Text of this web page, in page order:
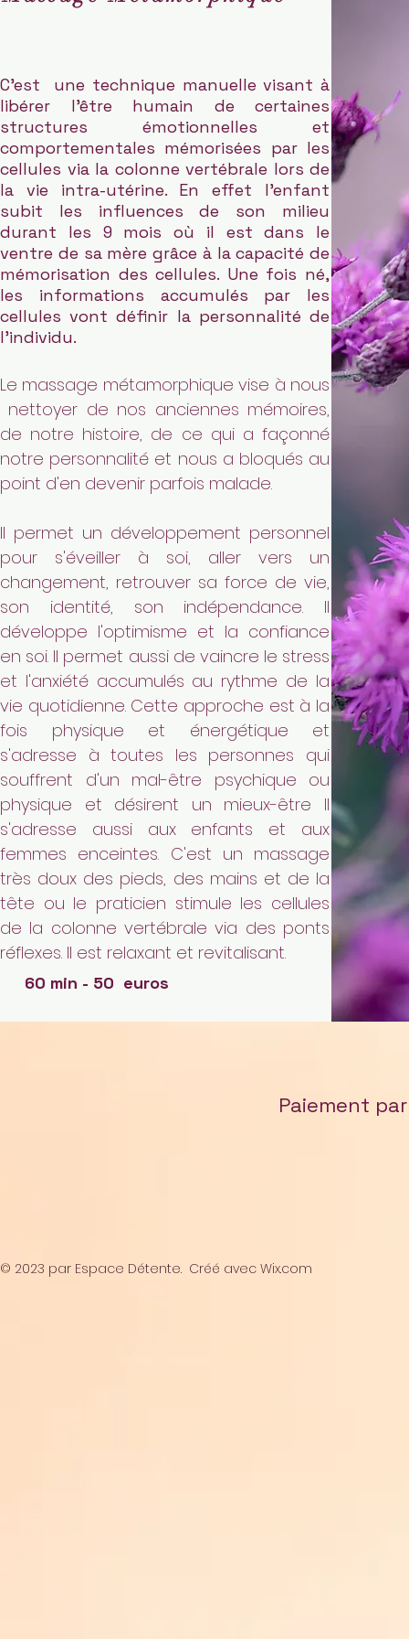
C'est une technique manuelle visant à
libérer l'être humain de certaines
structures émotionnelles et
comportementales mémorisées par les
cellules via la colonne vertébrale lors de
la vie intra-utérine. En effet l'enfant
subit les influences de son milieu
durant les 9 mois où il est dans le
ventre de sa mère grâce à la capacité de
mémorisation des cellules. Une fois né,
les informations accumulés par les
cellules vont définir la personnalité de
l'individu.
​Le massage métamorphique vise à nous
nettoyer de nos anciennes mémoires,
de notre histoire, de ce qui a façonné
notre personnalité et nous a bloqués au
point d'en devenir parfois malade.
Il permet un développement personnel
pour s'éveiller à soi, aller vers un
changement, retrouver sa force de vie,
son identité, son indépendance. Il
développe l'optimisme et la confiance
en soi. Il permet aussi de vaincre le stress
et l'anxiété accumulés au rythme de la
vie quotidienne. Cette approche est à la
fois physique et énergétique et
s'adresse à toutes les personnes qui
souffrent d'un mal-être psychique ou
physique et désirent un mieux-être Il
s'adresse aussi aux enfants et aux
femmes enceintes. C'est un massage
très doux des pieds, des mains et de la
tête ou le praticien stimule les cellules
de la colonne vertébrale via des ponts
réflexes. Il est relaxant et revitalisant.
60 min - 50 euros
Paiement
© 2023 par Espace Détente. Créé avec Wix.com